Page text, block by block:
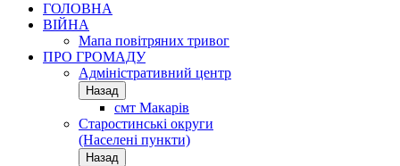
ГОЛОВНА
ВІЙНА
Мапа повітряних тривог
ПРО ГРОМАДУ
Aдміністративний центр
Назад
смт Макарів
Старостинські округи
(Населені пункти)
Назад